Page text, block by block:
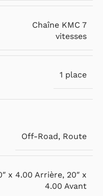
Chaîne KMC 7
vitesses
1 place
Off-Road, Route
x 4.00 Arrière, 20″ x
4.00 Avant